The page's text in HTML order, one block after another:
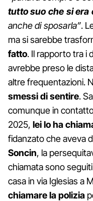
tutto suo che si era
anche di sposarla”.
ma si sarebbe
fatto. Il rapporto tra i
avrebbe preso le
altre frequentazioni.
smessi di sentire.
comunque in
2025, lei lo ha
fidanzato che aveva
Soncin, la
chiamata sono
casa in via Iglesias a
chiamare la polizia